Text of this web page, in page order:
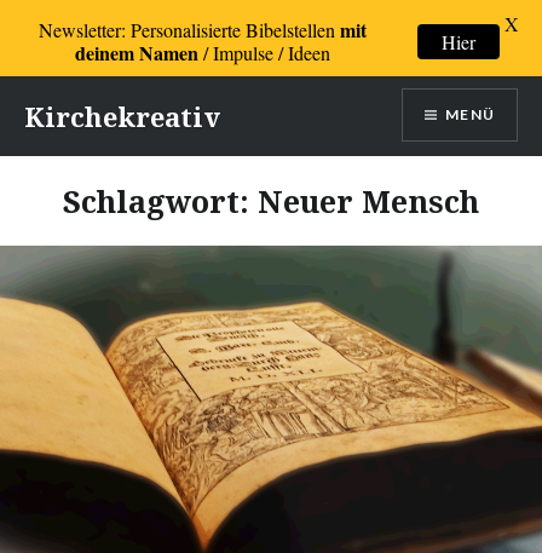
zum
Inhalt
Kirchekreativ MENÜ
Schlagwort: Neuer Mensch
Newsletter: Personalisierte Bibelstellen mit
deinem Namen/ Impulse / Ideen Hier
X